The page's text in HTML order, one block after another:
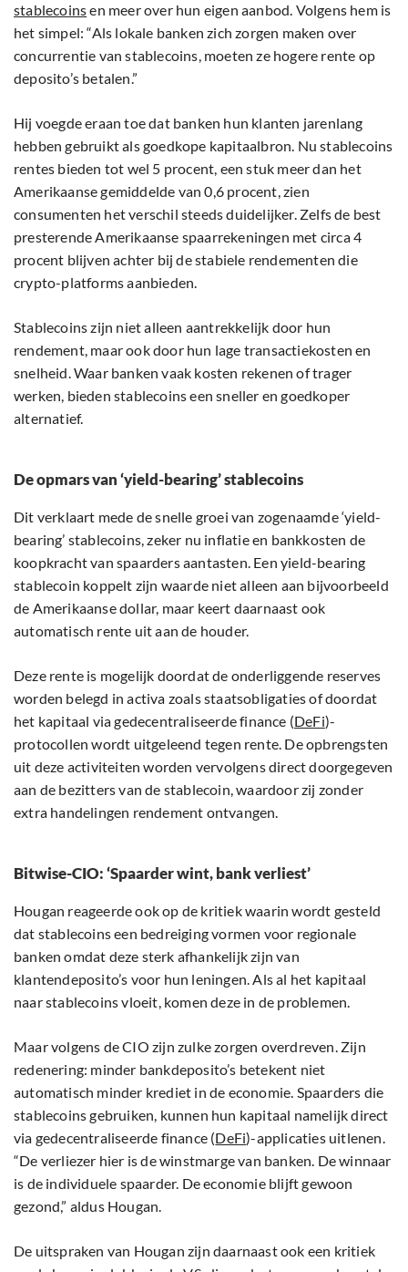
stablecoinsen meer over hun eigen aanbod. Volgens hem is
het simpel: “Als lokale banken zich zorgen maken over
concurrentie van stablecoins, moeten ze hogere rente op
deposito’s betalen.”
Hij voegde eraan toe dat banken hun klanten jarenlang
hebben gebruikt als goedkope kapitaalbron. Nu stablecoins
rentes bieden tot wel 5 procent, een stuk meer dan het
Amerikaanse gemiddelde van 0,6 procent, zien
consumenten het verschil steeds duidelijker. Zelfs de best
presterende Amerikaanse spaarrekeningen met circa 4
procent blijven achter bij de stabiele rendementen die
crypto-platforms aanbieden.
Stablecoins zijn niet alleen aantrekkelijk door hun
rendement, maar ook door hun lage transactiekosten en
snelheid. Waar banken vaak kosten rekenen of trager
werken, bieden stablecoins een sneller en goedkoper
alternatief.
De opmars van ‘yield-bearing’ stablecoins
Dit verklaart mede de snelle groei van zogenaamde ‘yield-
bearing’ stablecoins, zeker nu inflatie en bankkosten de
koopkracht van spaarders aantasten. Een yield-bearing
stablecoin koppelt zijn waarde niet alleen aan bijvoorbeeld
de Amerikaanse dollar, maar keert daarnaast ook
automatisch rente uit aan de houder.
Deze rente is mogelijk doordat de onderliggende reserves
worden belegd in activa zoals staatsobligaties of doordat
het kapitaal via gedecentraliseerde finance (DeFi)-
protocollen wordt uitgeleend tegen rente. De opbrengsten
uit deze activiteiten worden vervolgens direct doorgegeven
aan de bezitters van de stablecoin, waardoor zij zonder
extra handelingen rendement ontvangen.
Bitwise-CIO: ‘Spaarder wint, bank verliest’
Hougan reageerde ook op de kritiek waarin wordt gesteld
dat stablecoins een bedreiging vormen voor regionale
banken omdat deze sterk afhankelijk zijn van
klantendeposito’s voor hun leningen. Als al het kapitaal
naar stablecoins vloeit, komen deze in de problemen.
Maar volgens de CIO zijn zulke zorgen overdreven. Zijn
redenering: minder bankdeposito’s betekent niet
automatisch minder krediet in de economie. Spaarders die
stablecoins gebruiken, kunnen hun kapitaal namelijk direct
via gedecentraliseerde finance (DeFi)-applicaties uitlenen.
“De verliezer hier is de winstmarge van banken. De winnaar
is de individuele spaarder. De economie blijft gewoon
gezond,” aldus Hougan.
De uitspraken van Hougan zijn daarnaast ook een kritiek